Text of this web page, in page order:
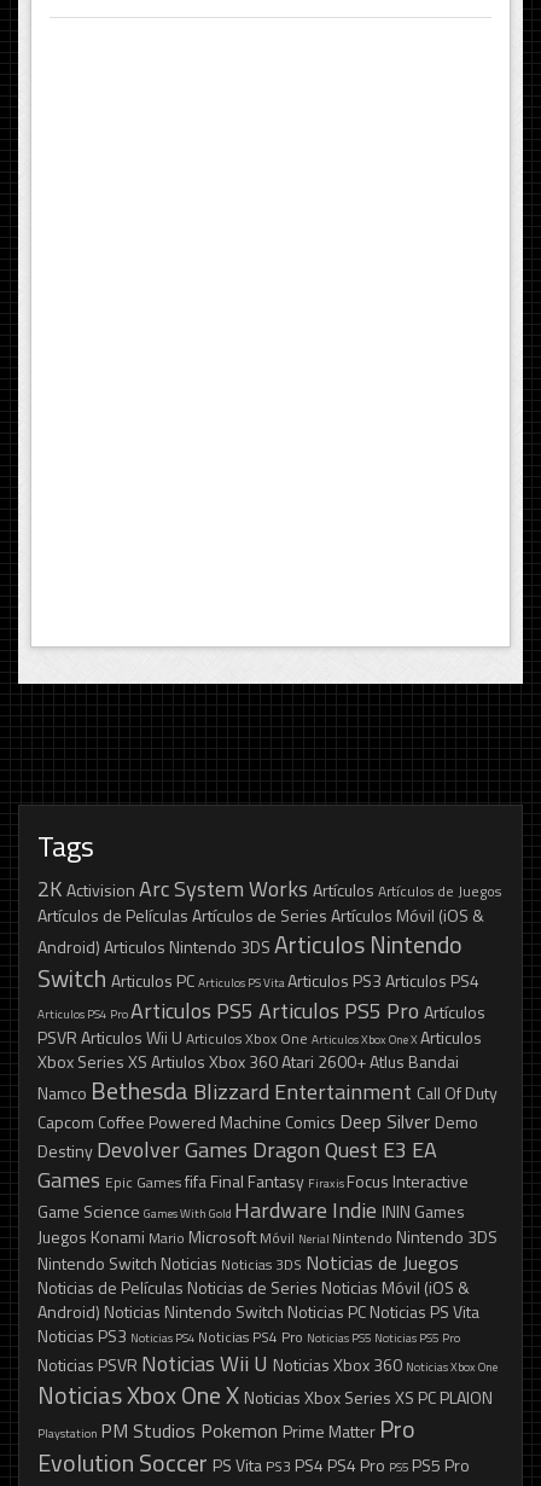
Tags
2KActivisionArc System Works Artículos Artículos de Juegos
Artículos de PelículasArtículos de SeriesArtículos Móvil (iOS &
Android)Articulos Nintendo 3DSArticulos Nintendo
Switch Articulos PC Articulos PS VitaArticulos PS3Articulos PS4
Articulos PS4 ProArticulos PS5 Articulos PS5 Pro Artículos
PSVRArticulos Wii U Articulos Xbox One Articulos Xbox One X Articulos
Xbox Series XSArtiulos Xbox 360Atari 2600+Atlus Bandai
Namco Bethesda Blizzard Entertainment Call Of Duty
Capcom Coffee Powered Machine Comics Deep Silver Demo
DestinyDevolver Games Dragon Quest E3 EA
Games Epic GamesfifaFinal Fantasy Firaxis Focus Interactive
Game Science Games With Gold Hardware Indie ININ Games
Juegos Konami Mario MicrosoftMóvil Nerial Nintendo Nintendo 3DS
Nintendo Switch Noticias Noticias 3DS Noticias de Juegos
Noticias de Películas Noticias de Series Noticias Móvil (iOS &
Android) Noticias Nintendo Switch Noticias PCNoticias PS Vita
Noticias PS3 Noticias PS4 Noticias PS4 Pro Noticias PS5 Noticias PS5 Pro
Noticias PSVR Noticias Wii U Noticias Xbox 360 Noticias Xbox One
Noticias Xbox One X Noticias Xbox Series XS PCPLAION
Playstation PM Studios Pokemon Prime Matter Pro
Evolution Soccer PS Vita PS3 PS4 PS4 Pro PS5 PS5 Pro